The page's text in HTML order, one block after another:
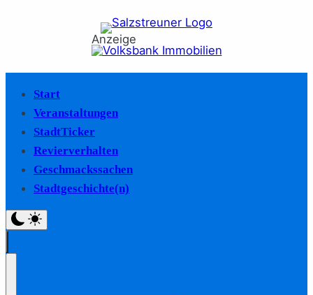
Anzeige
Start
Veranstaltungen
StadtTicker
Revierverhalten
Geschmackssachen
Stadtgeschichte(n)